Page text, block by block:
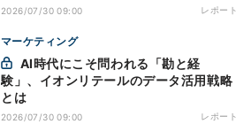
2026/07/30 09:00 レポート
マーケティング
験」、イオンリテールのデータ活用戦略
とは
2026/07/30 09:00 レポート